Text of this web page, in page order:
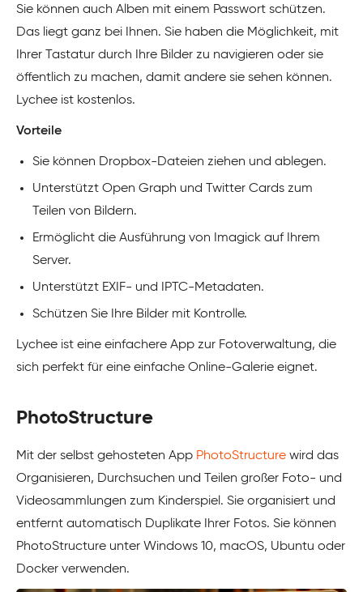
Sie können auch Alben mit einem Passwort schützen.
Das liegt ganz bei Ihnen. Sie haben die Möglichkeit, mit
Ihrer Tastatur durch Ihre Bilder zu navigieren oder sie
öffentlich zu machen, damit andere sie sehen können.
Lychee ist kostenlos.
Vorteile
Sie können Dropbox-Dateien ziehen und ablegen.
Unterstützt Open Graph und Twitter Cards zum
Teilen von Bildern.
Ermöglicht die Ausführung von Imagick auf Ihrem
Server.
Unterstützt EXIF- und IPTC-Metadaten.
Schützen Sie Ihre Bilder mit Kontrolle.
Lychee ist eine einfachere App zur Fotoverwaltung, die
sich perfekt für eine einfache Online-Galerie eignet.
PhotoStructure
Mit der selbst gehosteten App PhotoStructure wird das
Organisieren, Durchsuchen und Teilen großer Foto- und
Videosammlungen zum Kinderspiel. Sie organisiert und
entfernt automatisch Duplikate Ihrer Fotos. Sie können
PhotoStructure unter Windows 10, macOS, Ubuntu oder
Docker verwenden.